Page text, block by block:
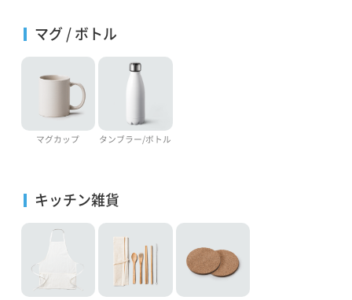
マグ / ボトル
マグカップ タンブラー/ボトル
キッチン雑貨